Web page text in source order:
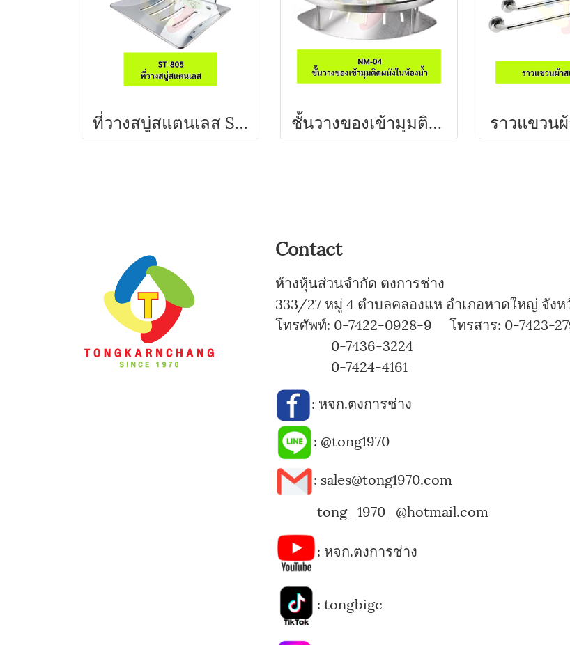
ที่วางสบู่สแตนเลส ST-805 A'MAZON ชั้นวางของเข้ามุมติดผนังในห้องน้ำ สามเหลี่ยม สแตนเลส เกรด 304 NM-04 A'MAZON
Contact
ห้างหุ้นส่วนจำกัด ตงการช่าง
333/27 หมู่ 4 ตำบลคลองแห อำเภอหาดใหญ่ จังห
โทรศัพท์: 0-7422-0928-9 โทรสาร: 0-7423-
0-7436-3224
0-7424-4161
: หจก.ตงการช่าง
: @tong1970
: sales@tong1970.com
tong_1970_@hotmail.com
: หจก.ตงการช่าง
: tongbigc